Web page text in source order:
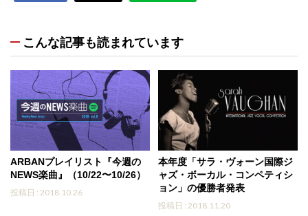
こんな記事も読まれています
ARBANプレイリスト『今週の
NEWS楽曲』（10/22〜10/26）
投稿日 : 2018.10.26
本年度「サラ・ヴォーン国際ジ
ャズ・ボーカル・コンペティシ
ョン」の優勝者発表
投稿日 : 2018.11.20